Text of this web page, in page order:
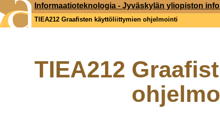
TIEA212
Informaatioteknologia - Jyväskylän yliopiston
TIEA212 Graafisten käyttöliittymien ohjelmointi